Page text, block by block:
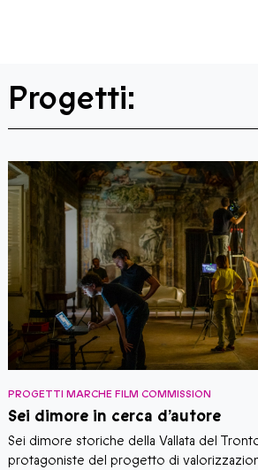
Progetti:
PROGETTI MARCHE FILM COMMISSION
Sei dimore in cerca d’autore
Sei dimore storiche della Vallata del
protagoniste del progetto di